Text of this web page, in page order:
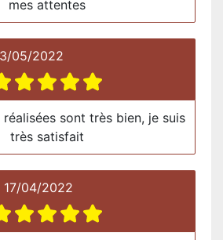
mes attentes
05/2022
sont très bien, je suis
très satisfait
17/04/2022